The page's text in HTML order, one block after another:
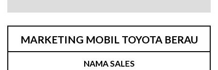
MARKETING MOBIL TOYOTA BERAU
NAMA SALES